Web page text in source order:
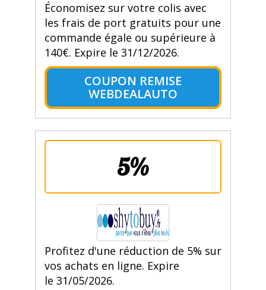
Économisez sur votre colis avec
les frais de port gratuits pour une
commande égale ou supérieure à
140€. Expire le 31/12/2026.
COUPON REMISE
WEBDEALAUTO
5%
Profitez d'une réduction de 5% sur
vos achats en ligne. Expire
le 31/05/2026.